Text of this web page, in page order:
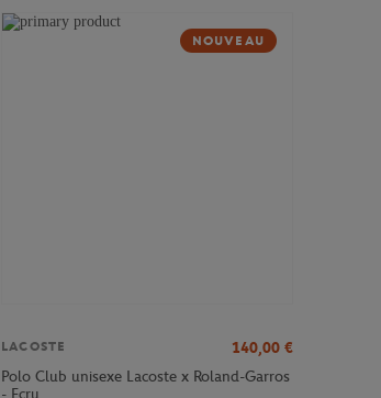
NOUVEAU
LACOSTE 140,00 €
Polo Club unisexe Lacoste x Roland-Garros
- Ecru